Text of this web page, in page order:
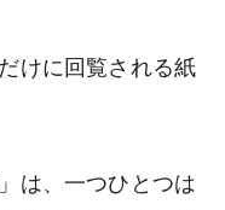
けに回覧される紙
は、一つひとつは